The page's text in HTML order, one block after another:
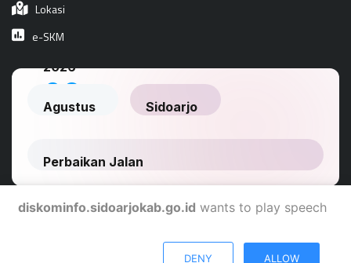
Lokasi
e-SKM
Dinas Komunikasi Dan Informatika Kabupaten Sidoarjo
diskominfo.sidoarjokab.go.id wants to play speech
DENY ALLOW